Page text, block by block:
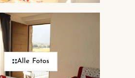
Alle Fotos